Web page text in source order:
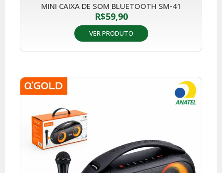
MINI CAIXA DE SOM BLUETOOTH SM-41
R$59,90
VER PRODUTO